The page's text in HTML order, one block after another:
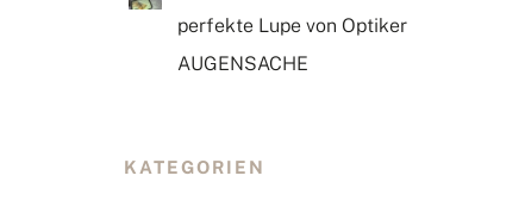
perfekte Lupe von Optiker
AUGENSACHE
KATEGORIEN